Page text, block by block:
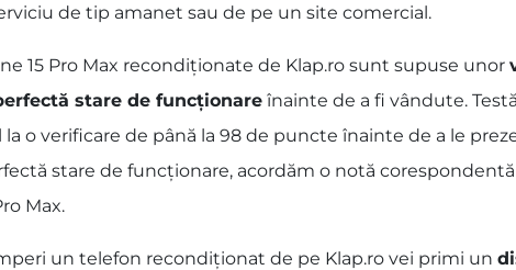
de tip amanet sau de pe un site comercial.
15 Pro Max recondiționate de Klap.ro sunt supuse unor
stare de funcționare înainte de a fi vândute.
o verificare de până la 98 de puncte înainte de a le
stare de funcționare, acordăm o notă
Max.
un telefon recondiționat de pe Klap.ro vei primi un